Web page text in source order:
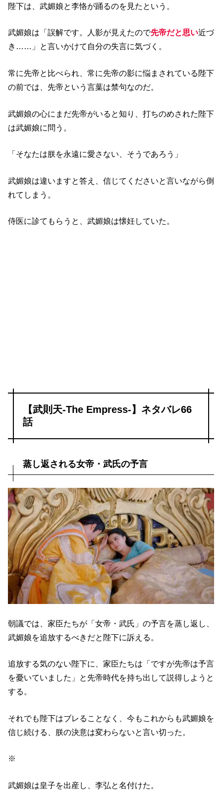
陛下は、武媚娘と李恪が踊るのを見たという。
武媚娘は「誤解です。人影が見えたので先帝だと思い近づ
き……」と言いかけて自分の失言に気づく。
常に先帝と比べられ、常に先帝の影に悩まされている陛下
の前では、先帝という言葉は禁句なのだ。
武媚娘の心にまだ先帝がいると知り、打ちのめされた陛下
は武媚娘に問う。
「そなたは朕を永遠に愛さない、そうであろう」
武媚娘は違いますと答え、信じてくださいと言いながら倒
れてしまう。
侍医に診てもらうと、武媚娘は懐妊していた。
【武則天-The Empress-】ネタバレ66
話
蒸し返される女帝・武氏の予言
朝議では、家臣たちが「女帝・武氏」の予言を蒸し返し、
武媚娘を追放するべきだと陛下に訴える。
追放する気のない陛下に、家臣たちは「ですが先帝は予言
を憂いていました」と先帝時代を持ち出して説得しようと
する。
それでも陛下はブレることなく、今もこれからも武媚娘を
信じ続ける、朕の決意は変わらないと言い切った。
※
武媚娘は皇子を出産し、李弘と名付けた。